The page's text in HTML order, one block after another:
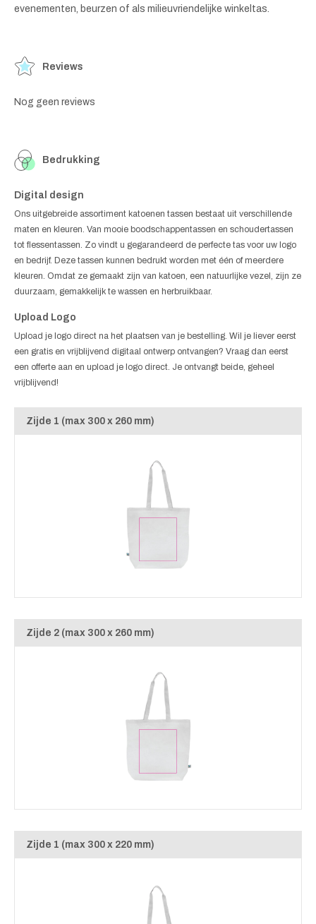
evenementen, beurzen of als milieuvriendelijke winkeltas.
Reviews
Nog geen reviews
Bedrukking
Digital design
Ons uitgebreide assortiment katoenen tassen bestaat uit verschillende
maten en kleuren. Van mooie boodschappentassen en schoudertassen
tot flessentassen. Zo vindt u gegarandeerd de perfecte tas voor uw logo
en bedrijf. Deze tassen kunnen bedrukt worden met één of meerdere
kleuren. Omdat ze gemaakt zijn van katoen, een natuurlijke vezel, zijn ze
duurzaam, gemakkelijk te wassen en herbruikbaar.
Upload Logo
Upload je logo direct na het plaatsen van je bestelling. Wil je liever eerst
een gratis en vrijblijvend digitaal ontwerp ontvangen? Vraag dan eerst
een offerte aan en upload je logo direct. Je ontvangt beide, geheel
vrijblijvend!
Zijde 1 (max 300 x 260 mm)
Zijde 2 (max 300 x 260 mm)
Zijde 1 (max 300 x 220 mm)